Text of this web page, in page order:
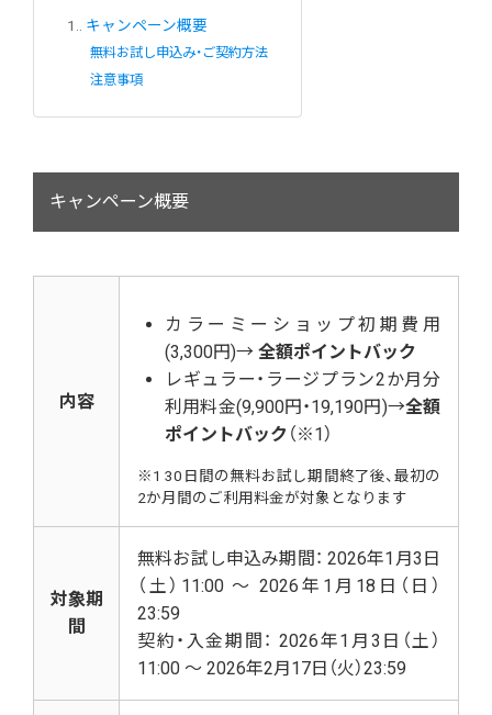
1. キャンペーン概要
無料お試し申込み・ご契約方法
注意事項
キャンペーン概要
内容
カラーミーショップ初期費用
(3,300円)→ 全額ポイントバック
レギュラー・ラージプラン2か月分
利用料金(9,900円・19,190円)→全額
ポイントバック （※1）
※1 30日間の無料お試し期間終了後、最初の
2か月間のご利用料金が対象となります
対象期
間
無料お試し申込み期間： 2026年1月3日
（土）11:00 ～ 2026年1月18日（日）
23:59
契約・入金期間： 2026年1月3日（土）
11:00 ～ 2026年2月17日（火）23:59